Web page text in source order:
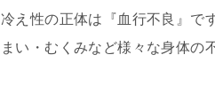
冷え性の正体は『血行不良』で
まい・むくみなど様々な身体の